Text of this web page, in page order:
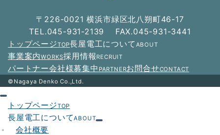
ョ
ン
〒226-0021 横浜市緑区北八朔町46-17
TEL.045-931-2139 FAX.045-931-3441
トップページTOP長屋電工について ABOUT
事業案内WORKS採用情報 RECRUIT
パートナー会社様募集中 PARTNERお問合せCONTACT
©Nagaya Denko Co.,Ltd.
トップページTOP
長屋電工についてABOUT
会社概要